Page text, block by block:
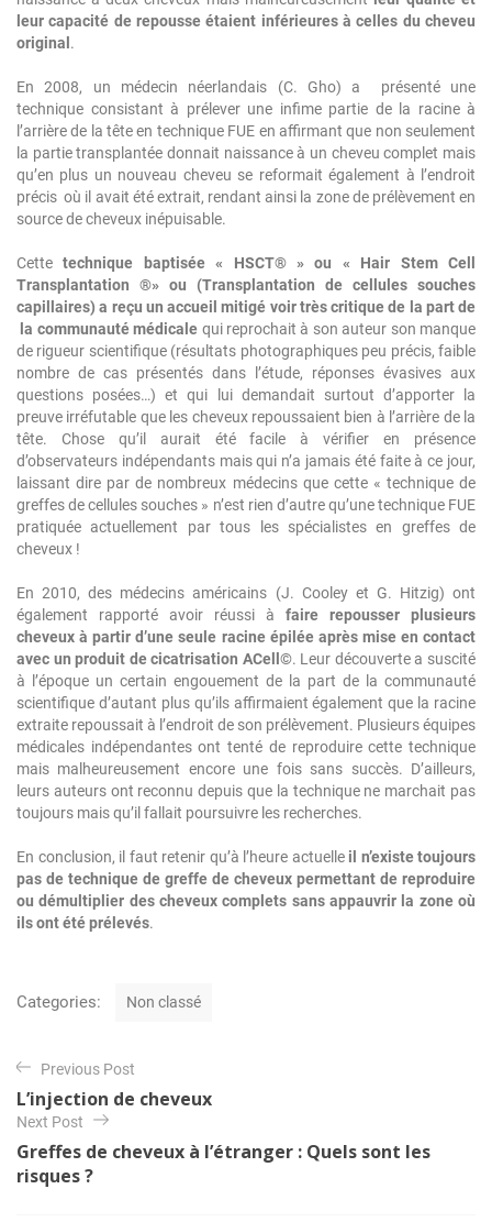
leur capacité de repousse étaient inférieures à celles du cheveu
original .
En 2008, un médecin néerlandais (C. Gho) a présenté une
technique consistant à prélever une infime partie de la racine à
l’arrière de la tête en technique FUE en affirmant que non seulement
la partie transplantée donnait naissance à un cheveu complet mais
qu’en plus un nouveau cheveu se reformait également à l’endroit
précis où il avait été extrait, rendant ainsi la zone de prélèvement en
source de cheveux inépuisable.
Cettetechnique baptisée « HSCT® » ou « Hair Stem Cell
Transplantation ®» ou (Transplantation de cellules souches
capillaires) a reçu un accueil mitigé voir très critique de la part de
la communauté médicale qui reprochait à son auteur son manque
de rigueur scientifique (résultats photographiques peu précis, faible
nombre de cas présentés dans l’étude, réponses évasives aux
questions posées…) et qui lui demandait surtout d’apporter la
preuve irréfutable que les cheveux repoussaient bien à l’arrière de la
tête. Chose qu’il aurait été facile à vérifier en présence
d’observateurs indépendants mais qui n’a jamais été faite à ce jour,
laissant dire par de nombreux médecins que cette « technique de
greffes de cellules souches » n’est rien d’autre qu’une technique FUE
pratiquée actuellement par tous les spécialistes en greffes de
cheveux !
En 2010, des médecins américains (J. Cooley et G. Hitzig) ont
également rapporté avoir réussi à faire repousser plusieurs
cheveux à partir d’une seule racine épilée après mise en contact
avec un produit de cicatrisation ACell©. Leur découverte a suscité
à l’époque un certain engouement de la part de la communauté
scientifique d’autant plus qu’ils affirmaient également que la racine
extraite repoussait à l’endroit de son prélèvement. Plusieurs équipes
médicales indépendantes ont tenté de reproduire cette technique
mais malheureusement encore une fois sans succès. D’ailleurs,
leurs auteurs ont reconnu depuis que la technique ne marchait pas
toujours mais qu’il fallait poursuivre les recherches.
En conclusion, il faut retenir qu’à l’heure actuelle il n’existe toujours
pas de technique de greffe de cheveux permettant de reproduire
ou démultiplier des cheveux complets sans appauvrir la zone où
ils ont été prélevés.
Categories:
o
i
Non classé
N
a
v
i
g
Previous Post
L’injection de cheveux
Next Post
Greffes de cheveux à l’étranger : Quels sont les
risques ?